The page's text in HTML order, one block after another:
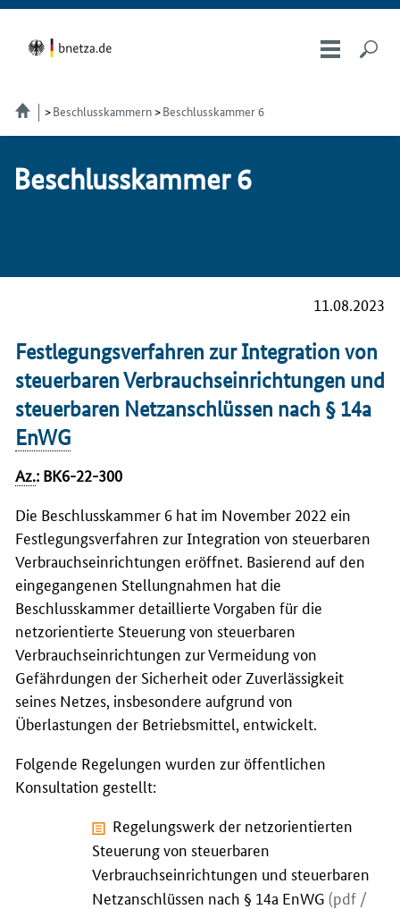
Beschlusskammern Beschlusskammer 6
Be­schluss­kam­mer 6
11.08.2023
Festlegungsverfahren zur Integration von
steuerbaren Verbrauchseinrichtungen und
steuerbaren Netzanschlüssen nach § 14a
EnWG
Az.: BK6-22-300
Die Beschlusskammer 6 hat im November 2022 ein
Festlegungsverfahren zur Integration von steuerbaren
Verbrauchseinrichtungen eröffnet. Basierend auf den
eingegangenen Stellungnahmen hat die
Beschlusskammer detaillierte Vorgaben für die
netzorientierte Steuerung von steuerbaren
Verbrauchseinrichtungen zur Vermeidung von
Gefährdungen der Sicherheit oder Zuverlässigkeit
seines Netzes, insbesondere aufgrund von
Überlastungen der Betriebsmittel, entwickelt.
Folgende Regelungen wurden zur öffentlichen
Konsultation gestellt:
Regelungswerk der netzorientierten
Steuerung von steuerbaren
Verbrauchseinrichtungen und steuerbaren
Netzanschlüssen nach § 14a EnWG (pdf /